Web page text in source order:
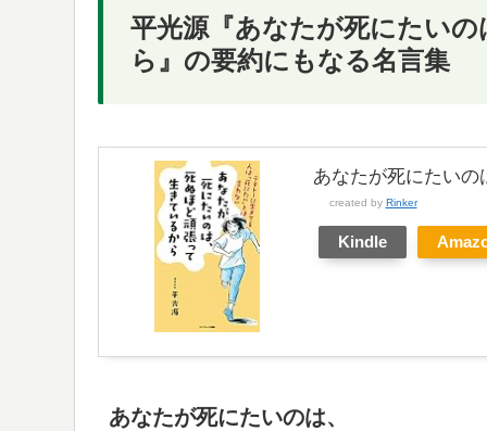
平光源『あなたが死にたい
ら』の要約にもなる名言集
あなたが死にたい
created by Rinker
Kindle
あなたが死にたいのは、